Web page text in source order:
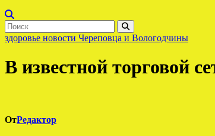
здоровье новости Череповца и Вологодчины
В известной торговой
ОтРедактор